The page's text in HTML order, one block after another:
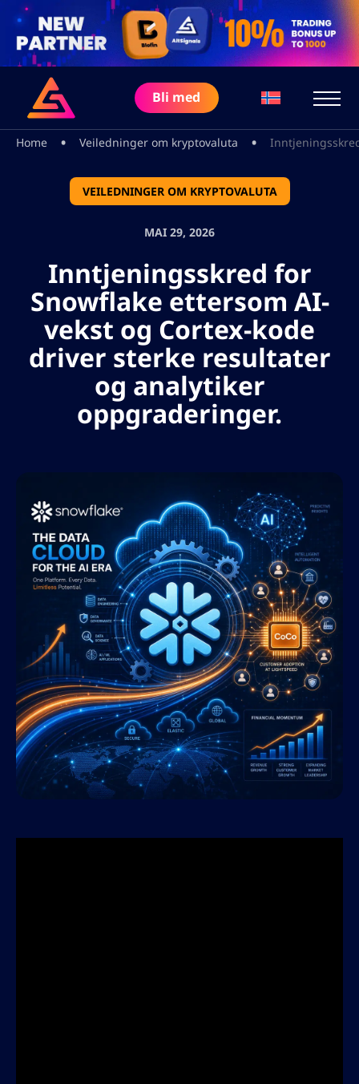
Bli med
Home • Veiledninger om kryptovaluta •
VEILEDNINGER OM KRYPTOVALUTA
MAI 29, 2026
Inntjeningsskred for
Snowflake ettersom AI-
vekst og Cortex-kode
driver sterke resultater
og analytiker
oppgraderinger.